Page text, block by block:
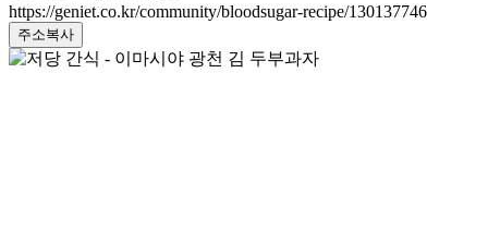
https://geniet.co.kr/community/bloodsugar-recipe/130137746
주소복사